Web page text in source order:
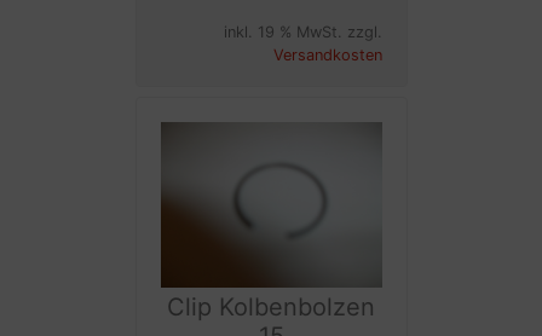
inkl. 19 % MwSt. zzgl.
Versandkosten
Clip Kolbenbolzen